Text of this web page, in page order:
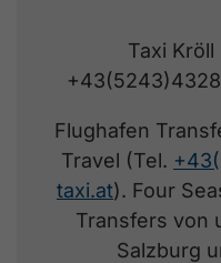
Taxi
Flughafen
Travel (Tel.
taxi.at). Four
Transfers von
Salzburg